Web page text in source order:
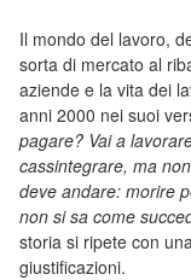
Il mondo del lavoro,
sorta di mercato al
aziende e la vita dei
anni 2000 nei suoi
pagare? Vai a
cassintegrare, ma
deve andare: morire
non si sa come
storia si ripete con
giustificazioni.